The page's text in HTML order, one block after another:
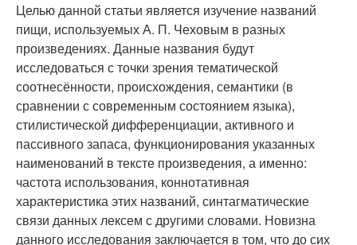
Целью данной статьи является изучение названий
пищи, используемых А. П. Чеховым в разных
произведениях. Данные названия будут
исследоваться с точки зрения тематической
соотнесённости, происхождения, семантики (в
сравнении с современным состоянием языка),
стилистической дифференциации, активного и
пассивного запаса, функционирования указанных
наименований в тексте произведения, а именно:
частота использования, коннотативная
характеристика этих названий, синтагматические
связи данных лексем с другими словами. Новизна
данного исследования заключается в том, что до сих